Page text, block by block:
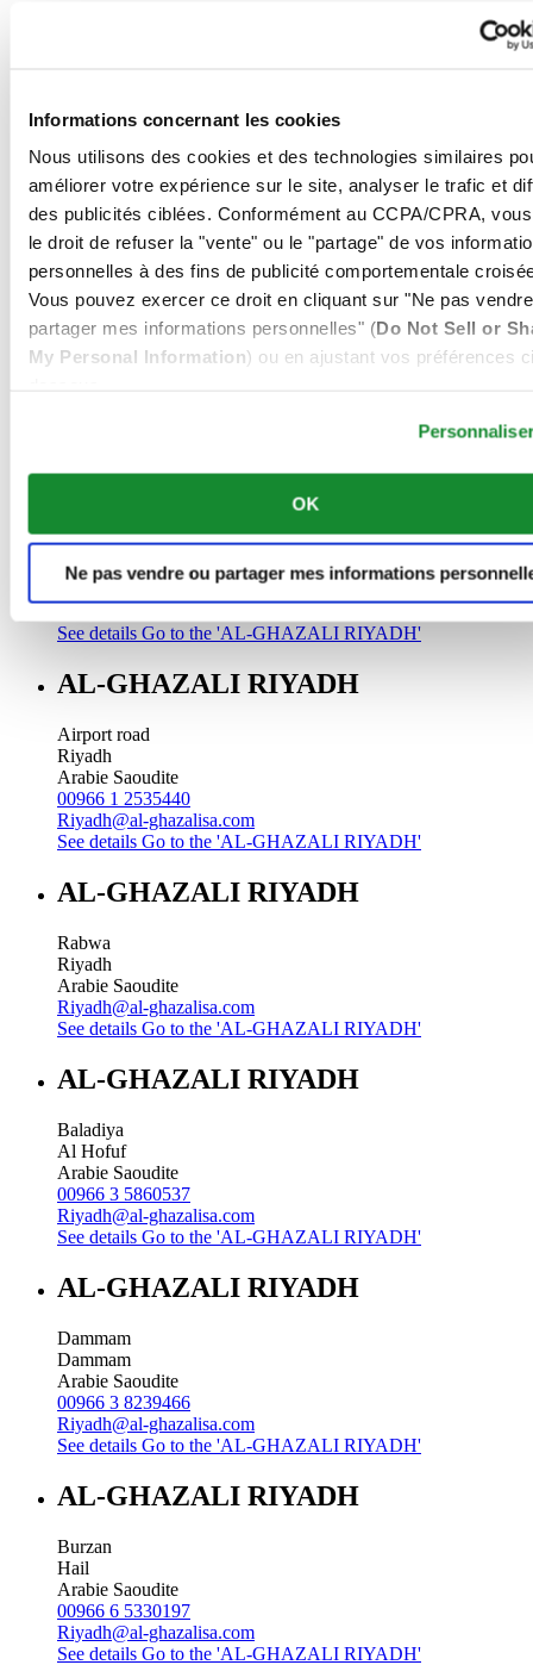
Informations concernant les cookies
Nous utilisons des cookies et des technologies similaires
améliorer votre expérience sur le site, analyser le trafic et
des publicités ciblées. Conformément au CCPA/CPRA,
le droit de refuser la "vente" ou le "partage" de vos
personnelles à des fins de publicité comportementale
Vous pouvez exercer ce droit en cliquant sur "Ne pas
partager mes informations personnelles" (Do Not Sell or
My Personal Information) ou en ajustant vos préférences
OK
Ne pas vendre ou partager mes informations
Batha
Riyadh
Arabie Saoudite
00966 1 4032968
Riyadh@al-ghazalisa.com
See details Go to the 'AL-GHAZALI RIYADH'
AL-GHAZALI RIYADH
Olaya
Riyadh
Arabie Saoudite
Go to the 'AL-GHAZALI RIYADH'
AL-GHAZALI RIYADH
Riyadh
Arabie Saoudite
See details Go to the 'AL-GHAZALI RIYADH'
AL-GHAZALI RIYADH
Airport road
Riyadh
Arabie Saoudite
00966 1 2535440
Riyadh@al-ghazalisa.com
See details Go to the 'AL-GHAZALI RIYADH'
AL-GHAZALI RIYADH
Rabwa
Riyadh
Arabie Saoudite
Riyadh@al-ghazalisa.com
See details Go to the 'AL-GHAZALI RIYADH'
AL-GHAZALI RIYADH
Baladiya
Al Hofuf
Arabie Saoudite
00966 3 5860537
Riyadh@al-ghazalisa.com
See details Go to the 'AL-GHAZALI RIYADH'
AL-GHAZALI RIYADH
Dammam
Dammam
Arabie Saoudite
00966 3 8239466
Riyadh@al-ghazalisa.com
See details Go to the 'AL-GHAZALI RIYADH'
AL-GHAZALI RIYADH
Burzan
Hail
Arabie Saoudite
00966 6 5330197
Riyadh@al-ghazalisa.com
See details Go to the 'AL-GHAZALI RIYADH'